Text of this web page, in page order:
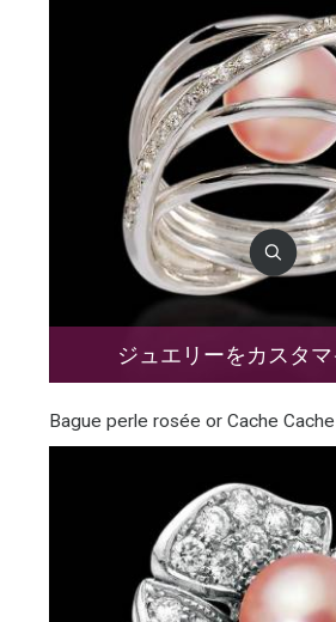
ジュエリーをカスタ
Bague perle rosée or Cache Cache